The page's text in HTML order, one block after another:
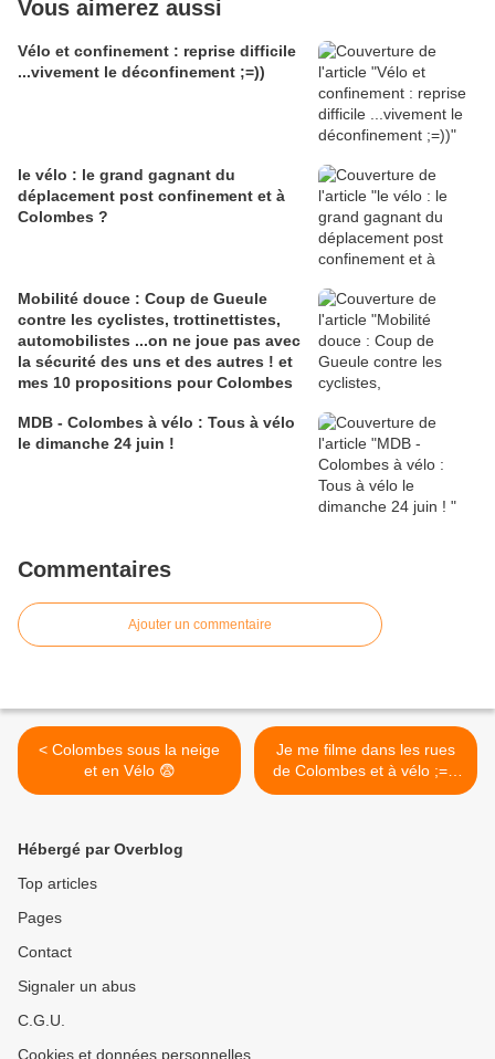
Vous aimerez aussi
Vélo et confinement : reprise difficile
...vivement le déconfinement ;=))
le vélo : le grand gagnant du
déplacement post confinement et à
Colombes ?
Mobilité douce : Coup de Gueule
contre les cyclistes, trottinettistes,
automobilistes ...on ne joue pas avec
la sécurité des uns et des autres ! et
mes 10 propositions pour Colombes
MDB - Colombes à vélo : Tous à vélo
le dimanche 24 juin !
Commentaires
Ajouter un commentaire
< Colombes sous la neige
et en Vélo 😨
Je me filme dans les rues
de Colombes et à vélo ;=))
>
Hébergé par Overblog
Top articles
Pages
Contact
Signaler un abus
C.G.U.
Cookies et données personnelles